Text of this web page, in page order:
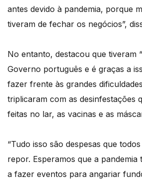
antes devido à pandemia, porque
tiveram de fechar os negócios”,
No entanto, destacou que tiveram
Governo português e é graças a
fazer frente às grandes
triplicaram com as desinfestações
feitas no lar, as vacinas e as
“Tudo isso são despesas que
repor. Esperamos que a
a fazer eventos para angariar